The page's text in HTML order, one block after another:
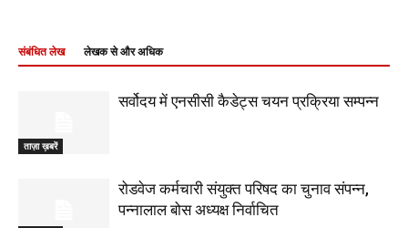
संबंधित लेख लेखक से और अधिक
ताज़ा ख़बरें
सर्वोदय में एनसीसी कैडेट्स चयन प्रक्रिया सम्पन्न
रोडवेज कर्मचारी संयुक्त परिषद का चुनाव संपन्न,
पन्नालाल बोस अध्यक्ष निर्वाचित